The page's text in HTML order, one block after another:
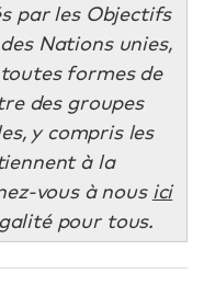
par les Objectifs
Nations unies,
toutes formesde
des groupes
y compris les
à la
vous à nous ici
pour tous.